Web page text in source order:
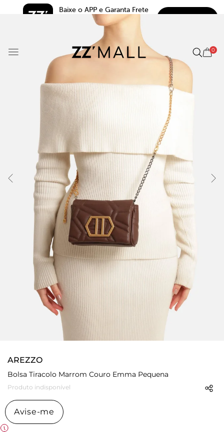
Baixe o APP e Garanta Frete
0
AREZZO
Bolsa Tiracolo Marrom Couro Emma Pequena
Produto indisponível
Avise-me